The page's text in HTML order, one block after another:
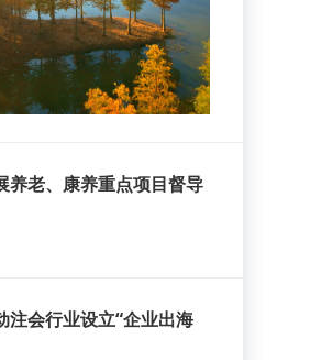
养老、康养重点项目督导
注会行业设立“企业出海